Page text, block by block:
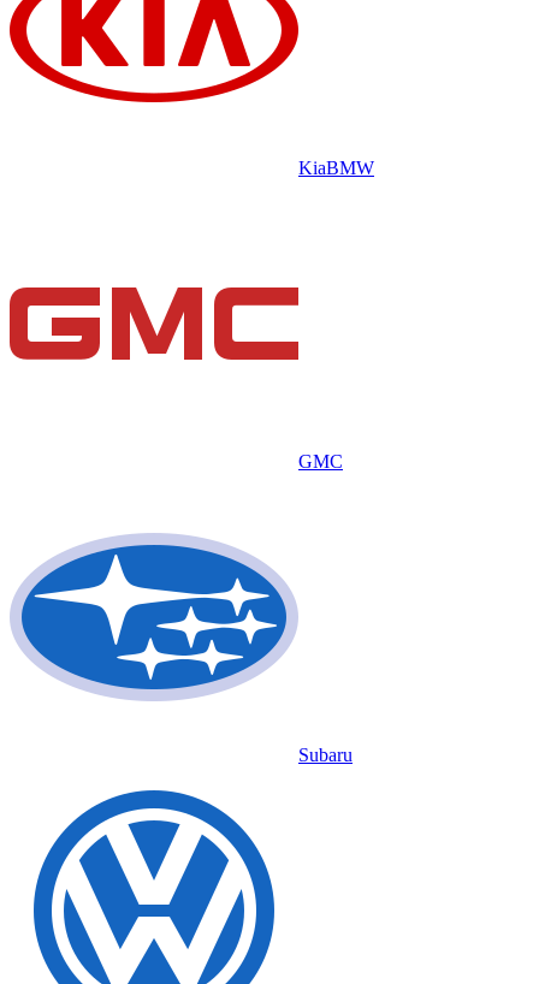
KiaBMW
GMC
Subaru